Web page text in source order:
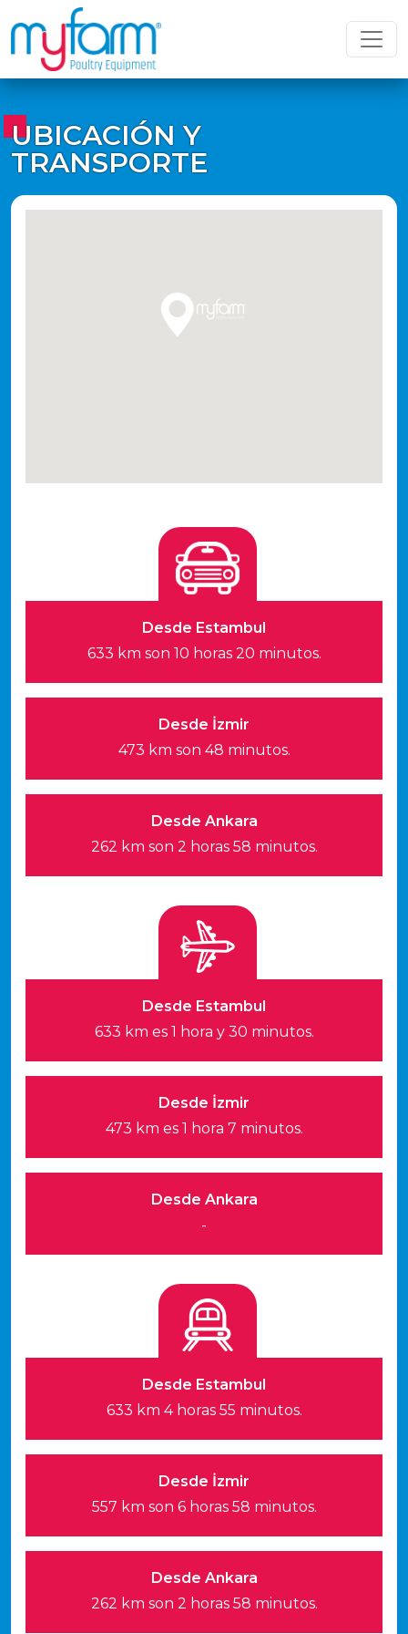
UBICACIÓN Y
TRANSPORTE
Desde Estambul
633 km son 10 horas 20 minutos.
Desde İzmir
473 km son 48 minutos.
Desde Ankara
262 km son 2 horas 58 minutos.
Desde Estambul
633 km es 1 hora y 30 minutos.
Desde İzmir
473 km es 1 hora 7 minutos.
Desde Ankara
-
Desde Estambul
633 km 4 horas 55 minutos.
Desde İzmir
557 km son 6 horas 58 minutos.
Desde Ankara
262 km son 2 horas 58 minutos.